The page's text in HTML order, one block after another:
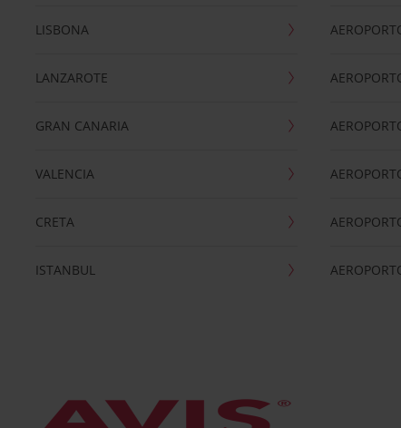
LISBONA
LANZAROTE
GRAN CANARIA
VALENCIA
CRETA
ISTANBUL